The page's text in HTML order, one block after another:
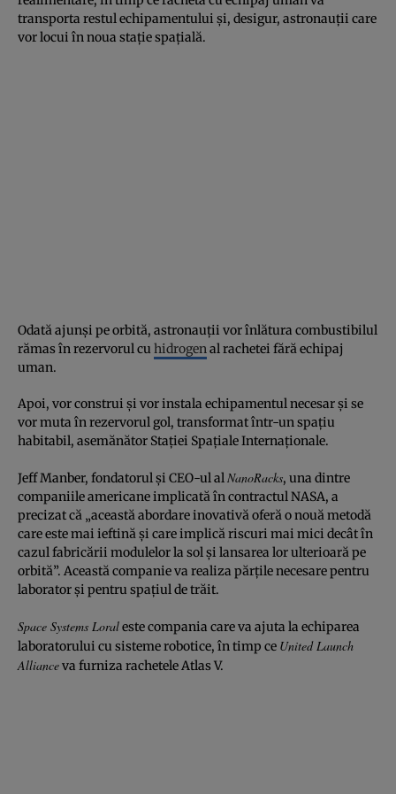
transporta restul echipamentului şi, desigur, astronauţii care
vor locui în noua staţie spaţială.
Odată ajunşi pe orbită, astronauţii vor înlătura combustibilul
rămas în rezervorul cu hidrogenal rachetei fără echipaj
uman.
Apoi, vor construi şi vor instala echipamentul necesar şi se
vor muta în rezervorul gol, transformat într-un spaţiu
habitabil, asemănător Staţiei Spaţiale Internaţionale.
Jeff Manber, fondatorul şi CEO-ul al NanoRacks, una dintre
companiile americane implicată în contractul NASA, a
precizat că „această abordare inovativă oferă o nouă metodă
care este mai ieftină şi care implică riscuri mai mici decât în
cazul fabricării modulelor la sol şi lansarea lor ulterioară pe
orbită”. Această companie va realiza părţile necesare pentru
laborator şi pentru spaţiul de trăit.
Space Systems Loraleste compania care va ajuta la echiparea
laboratorului cu sisteme robotice, în timp ce United Launch
Allianceva furniza rachetele Atlas V.